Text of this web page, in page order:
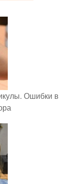
Ошибки в